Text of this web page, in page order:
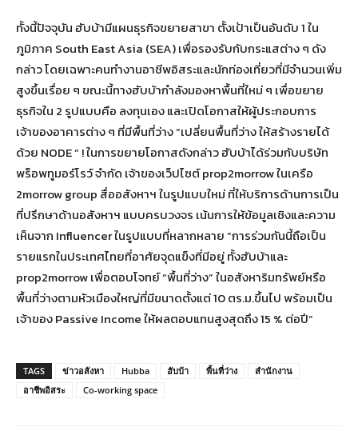
ทั้งนี้ปัจจุบัน ฮับบ้ามีแผนธุรกิจขยายสาขา ตั้งเป้าเป็นอันดับ 1 ใน
ภูมิภาค South East Asia (SEA) เพื่อรองรับกับกระแสต่าง ๆ ดัง
กล่าว โดยเฉพาะคนทำงานอาชีพอิสระและนักท่องเที่ยวที่มีจำนวนเพิ่ม
สูงขึ้นเรื่อย ๆ ขณะนี้ทางฮับบ้ากำลังมองหาพื้นที่ใหม่ ๆ เพื่อขยาย
ธุรกิจใน 2 รูปแบบคือ ลงทุนเอง และเปิดโอกาสให้ผู้ประกอบการ
เจ้าของอาคารต่าง ๆ ที่มีพื้นที่ว่าง “เปลี่ยนพื้นที่ว่าง ให้สร้างรายได้
ด้วย NODE “ ! ในการขยายโอกาสดังกล่าว ฮับบ้าได้ร่วมกับบริษัท
พร็อพทูมอร์โรว์ จำกัด เจ้าของเว็ปไซต์ prop2morrow ในเครือ
2morrow group สื่ออสังหาฯ ในรูปแบบใหม่ ที่ให้บริการด้านการเป็น
ที่ปรึกษาด้านอสังหาฯ แบบครบวงจร เน้นการให้ข้อมูลเชิงและความ
เห็นจาก Influencer ในรูปแบบที่หลากหลาย “การร่วมกันนี้ถือเป็น
รายแรกในประเทศไทยที่อาศัยจุดแข็งที่มีอยู่ ทั้งฮับบ้าและ
prop2morrow เพื่อตอบโจทย์ “พื้นที่ว่าง” ในอสังหาริมทรัพย์หรือ
พื้นที่ว่างตามหัวเมืองใหญ่ที่มีขนาดตั้งแต่ 10 ตร.ม.ขึ้นไป พร้อมเป็น
เจ้าของ Passive Income ให้ผลตอบแทนสูงสุดถึง 15 % ต่อปี”
TAGS ข่าวอสังหา Hubba ฮับบ้า พื้นที่ว่าง
สำนักงาน
อาชีพอิสระ
Co-working space